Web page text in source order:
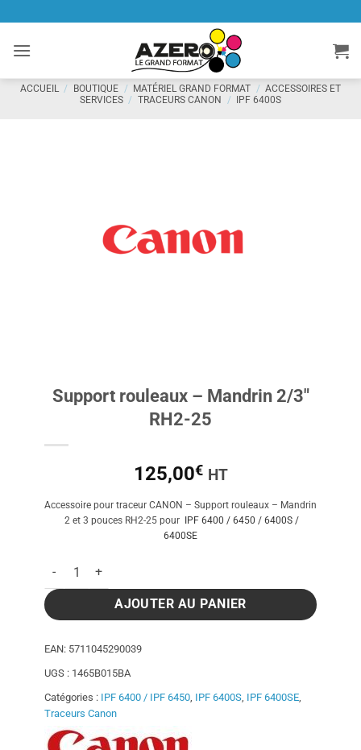
contenu
ACCUEIL / BOUTIQUE / MATÉRIEL GRAND FORMAT / ACCESSOIRES ET
SERVICES / TRACEURS CANON / IPF 6400S
Support rouleaux – Mandrin 2/3″
RH2-25
125,00€ HT
Accessoire pour traceur CANON – Support rouleaux – Mandrin
2 et 3 pouces RH2-25 pour
IPF 6400 / 6450 / 6400S /
6400SE
quantité de Support rouleaux - Mandrin 2/3" RH2-25
AJOUTER AU PANIER
EAN: 5711045290039
UGS : 1465B015BA
Catégories : IPF 6400 / IPF 6450 IPF 6400S IPF 6400SE
Traceurs Canon